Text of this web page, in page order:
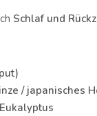
Schlaf und
/ japanisches